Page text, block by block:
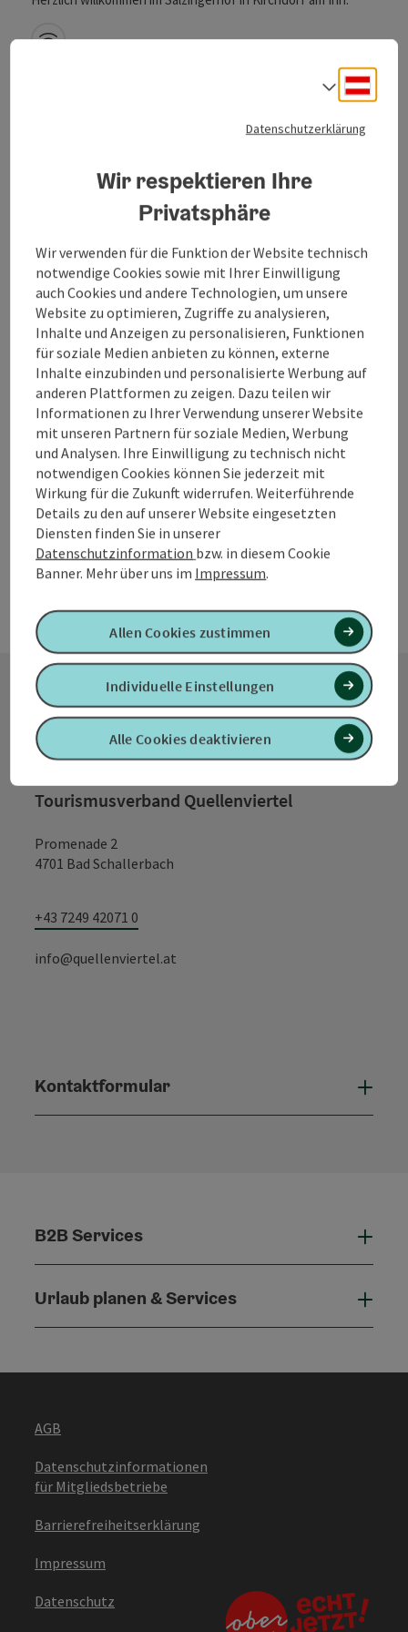
W-Lan (kostenlos)
Schiessl's Gästehof
Kirchdorf am Inn
Privatzimmer
Willkommen im Schiessl's Gästehof! - Bei uns können Sie
alleine, zu zweit, in Gruppen bis zu 8 Personen und vor allem
mit Kindern, die herzlich willkommen sind, Urlaub machen.
W-Lan (kostenlos)
Haustiere erlaubt
Kontakt
Tourismusverband Quellenviertel
Promenade 2
4701 Bad Schallerbach
+43 7249 42071 0
info@quellenviertel.at
Kontaktformular
B2B Services
Urlaub planen & Services
AGB
Datenschutzinformationen
für Mitgliedsbetriebe
Barrierefreiheitserklärung
Impressum
Datenschutz
Datenschutzerklärung
Wir respektieren Ihre
Privatsphäre
Wir verwenden für die Funktion der Website technisch
notwendige Cookies sowie mit Ihrer Einwilligung
auch Cookies und andere Technologien, um unsere
Website zu optimieren, Zugriffe zu analysieren,
Inhalte und Anzeigen zu personalisieren, Funktionen
für soziale Medien anbieten zu können, externe
Inhalte einzubinden und personalisierte Werbung auf
anderen Plattformen zu zeigen. Dazu teilen wir
Informationen zu Ihrer Verwendung unserer Website
mit unseren Partnern für soziale Medien, Werbung
und Analysen. Ihre Einwilligung zu technisch nicht
notwendigen Cookies können Sie jederzeit mit
Wirkung für die Zukunft widerrufen. Weiterführende
Details zu den auf unserer Website eingesetzten
Diensten finden Sie in unserer
Datenschutzinformation bzw. in diesem Cookie
Banner. Mehr über uns im Impressum.
Alle Cookies deaktivieren
Individuelle Einstellungen
Allen Cookies zustimmen